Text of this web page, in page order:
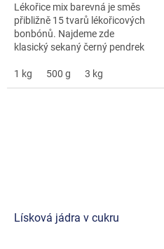
Lékořice mix barevná je směs
přibližně 15 tvarů lékořicových
bonbónů. Najdeme zde
klasický sekaný černý pendrek
a válečky různých barev s
náplní černé lékořice....
1 kg 500 g 3 kg
Lísková jádra v cukru